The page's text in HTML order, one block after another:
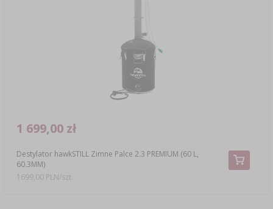
Destylator hawkSTILL Zimne Palce 2.3 PREMIUM (60 L,
60.3MM)
1 699,00 zł
1699,00 PLN/szt.